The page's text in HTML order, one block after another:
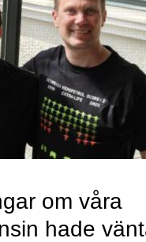
om våra
hade